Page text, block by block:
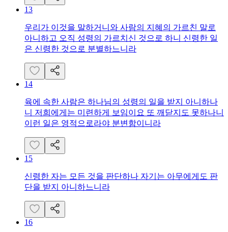
13
우리가 이것을 말하거니와 사람의 지혜의 가르친 말로
아니하고 오직 성령의 가르치신 것으로 하니 신령한 일
은 신령한 것으로 분별하느니라
14
육에 속한 사람은 하나님의 성령의 일을 받지 아니하나
니 저희에게는 미련하게 보임이요 또 깨닫지도 못하나니
이런 일은 영적으로라야 분변함이니라
15
신령한 자는 모든 것을 판단하나 자기는 아무에게도 판
단을 받지 아니하느니라
16